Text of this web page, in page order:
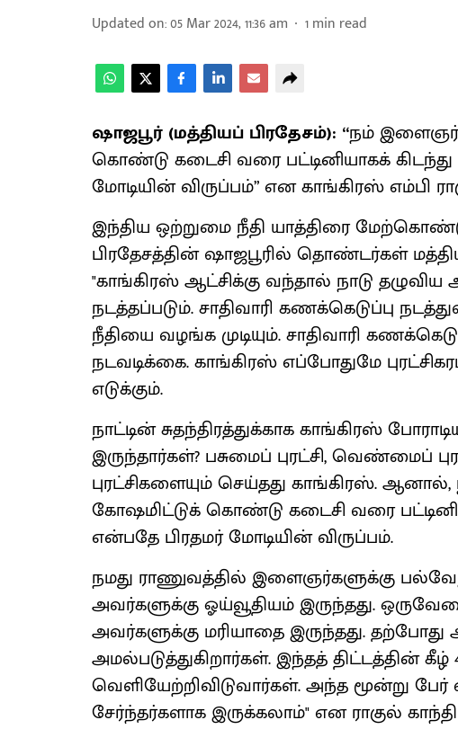
Updated on:05 Mar 2024, 11:36 am 1min read
ஷாஜபூர் (மத்தியப் பிரதேசம்): “நம்
கொண்டு கடைசி வரை பட்டினியாகக்
மோடியின் விருப்பம்” என காங்கிரஸ் எம்பி
இந்திய ஒற்றுமை நீதி யாத்திரை
பிரதேசத்தின் ஷாஜபூரில் தொண்டர்கள்
"காங்கிரஸ் ஆட்சிக்கு வந்தால் நாடு தழுவிய
நடத்தப்படும். சாதிவாரி கணக்கெடுப்பு
நீதியை வழங்க முடியும். சாதிவாரி
நடவடிக்கை. காங்கிரஸ் எப்போதுமே
எடுக்கும்.
நாட்டின் சுதந்திரத்துக்காக காங்கிரஸ்
இருந்தார்கள்? பசுமைப் புரட்சி, வெண்மைப்
புரட்சிகளையும் செய்தது காங்கிரஸ்.
கோஷமிட்டுக் கொண்டு கடைசி வரை
என்பதே பிரதமர் மோடியின் விருப்பம்.
நமது ராணுவத்தில் இளைஞர்களுக்கு
அவர்களுக்கு ஓய்வூதியம் இருந்தது.
அவர்களுக்கு மரியாதை இருந்தது.
அமல்படுத்துகிறார்கள். இந்தத் திட்டத்தின்
வெளியேற்றிவிடுவார்கள். அந்த மூன்று பேர்
சேர்ந்தர்களாக இருக்கலாம்" என ராகுல்